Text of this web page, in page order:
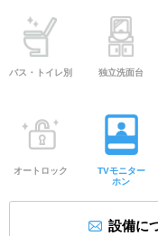
バス・トイレ別 独立洗面台
オートロック
TVモニター
ホン
設備に